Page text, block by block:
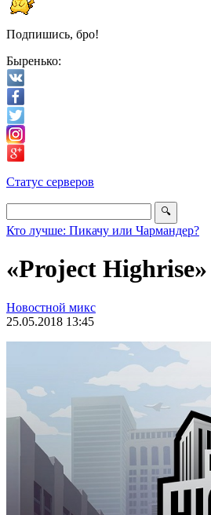
Подпишись, бро!
Быренько:
Статус серверов
Кто лучше: Пикачу или Чармандер?
«Project
Новостной микс
25.05.2018 13:45